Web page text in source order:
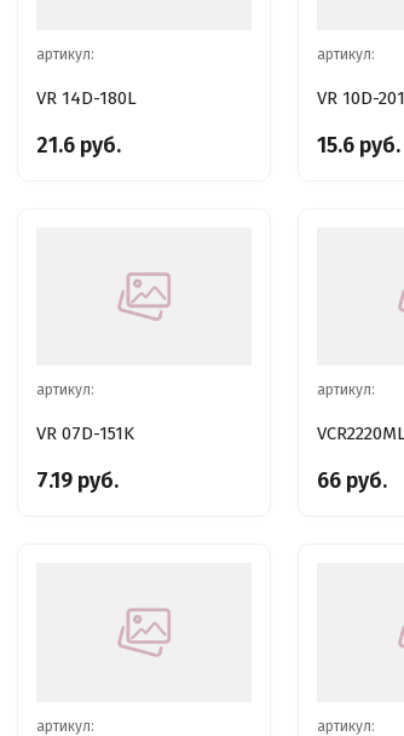
артикул:
VR 14D-180L
21.6 руб.
артикул:
VR 10D-
15.6 руб.
артикул:
VR 07D-151K
7.19 руб.
артикул:
66 руб.
артикул: артикул: